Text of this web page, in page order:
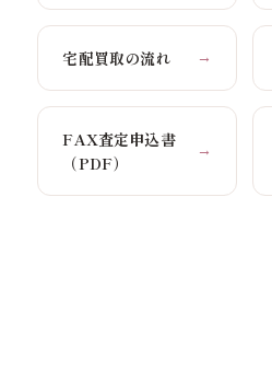
宅配買取の流れ →
FAX査定申込書
（PDF）
→